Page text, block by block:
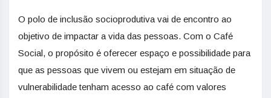
O polo de inclusão socioprodutiva vai de encontro ao
objetivo de impactar a vida das pessoas. Com o Café
Social, o propósito é oferecer espaço e possibilidade para
que as pessoas que vivem ou estejam em situação de
vulnerabilidade tenham acesso ao café com valores